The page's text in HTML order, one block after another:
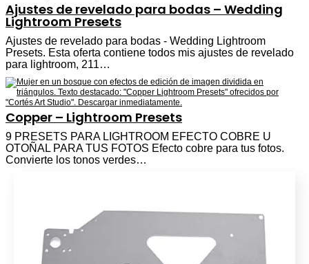
Ajustes de revelado para bodas – Wedding
Lightroom Presets
Ajustes de revelado para bodas - Wedding Lightroom
Presets. Esta oferta contiene todos mis ajustes de revelado
para lightroom, 211…
Copper – Lightroom Presets
9 PRESETS PARA LIGHTROOM EFECTO COBRE U
OTOÑAL PARA TUS FOTOS Efecto cobre para tus fotos.
Convierte los tonos verdes…